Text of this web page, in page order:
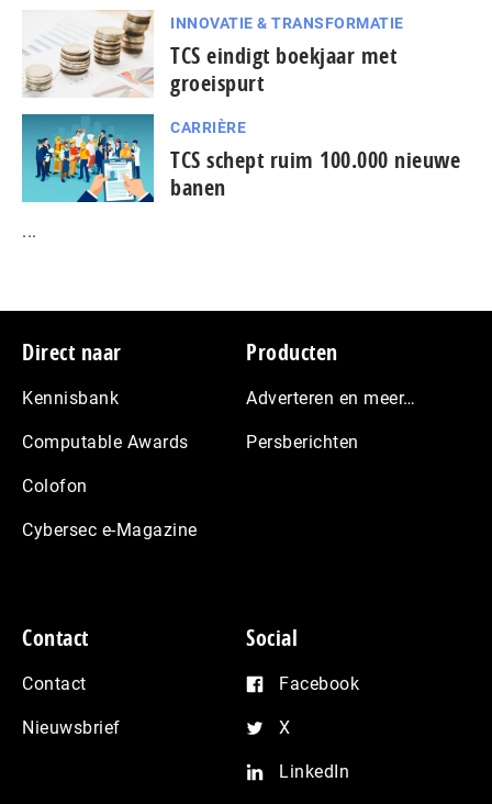
INNOVATIE & TRANSFORMATIE
TCS eindigt boekjaar met
groeispurt
CARRIÈRE
TCS schept ruim 100.000 nieuwe
banen
...
Footer
Direct naar
Kennisbank
Computable Awards
Colofon
Cybersec e-Magazine
Producten
Adverteren en meer…
Persberichten
Contact
Contact
Nieuwsbrief
Social
Facebook
X
LinkedIn